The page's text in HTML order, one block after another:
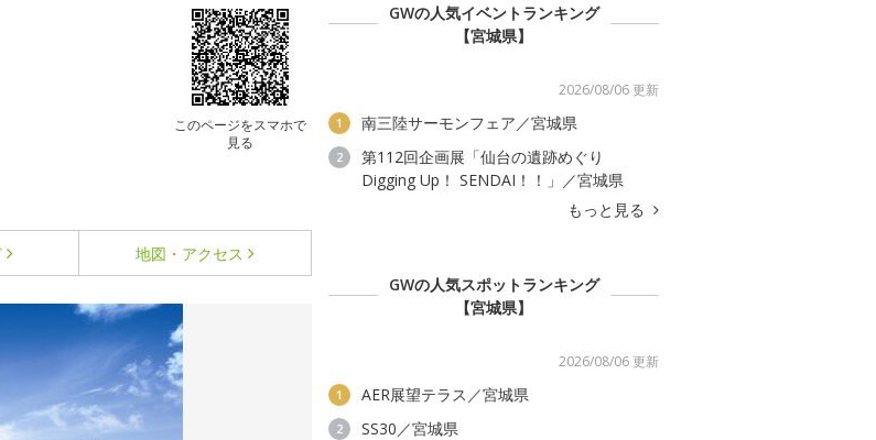
このページをスマホで
見る
地図・アクセス
GWの人気イベントランキング
【宮城県】
2026/08/06 更新
1 南三陸サーモンフェア／宮城県
2
第112回企画展「仙台の遺跡めぐり
Digging Up！ SENDAI！！」／宮城県
もっと見る
GWの人気スポットランキング
【宮城県】
2026/08/06 更新
1 AER展望テラス／宮城県
2 SS30／宮城県